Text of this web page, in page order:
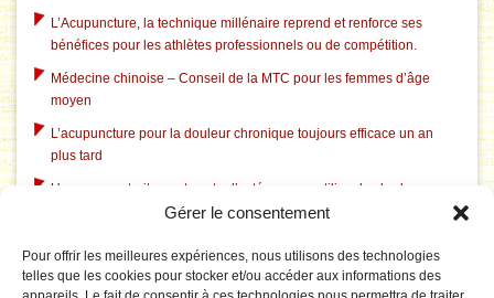
Gérer le consentement
Pour offrir les meilleures expériences, nous utilisons des technologies
telles que les cookies pour stocker et/ou accéder aux informations des
L’Acupuncture, la technique millénaire reprend et renforce ses
bénéfices pour les athlètes professionnels ou de compétition.
Médecine chinoise – Conseil de la MTC pour les femmes d’âge
moyen
L’acupuncture pour la douleur chronique toujours efficace un an
plus tard
Un nouveau traitement contre l’ostéoporose utilise des herbes
chinoises traditionnelles
L’acupuncture aide à l’insomnie liée à la dépression